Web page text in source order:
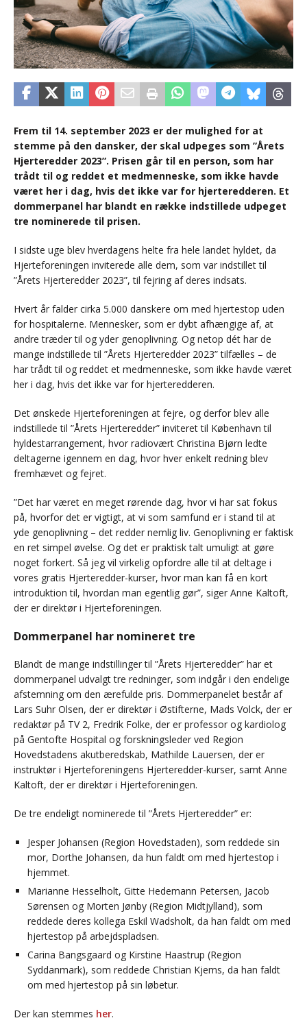
Frem til 14. september 2023 er der mulighed for at
stemme på den dansker, der skal udpeges som ”Årets
Hjerteredder 2023”. Prisen går til en person, som har
trådt til og reddet et medmenneske, som ikke havde
været her i dag, hvis det ikke var for hjerteredderen. Et
dommerpanel har blandt en række indstillede udpeget
tre nominerede til prisen.
I sidste uge blev hverdagens helte fra hele landet hyldet, da
Hjerteforeningen inviterede alle dem, som var indstillet til
”Årets Hjerteredder 2023”, til fejring af deres indsats.
Hvert år falder cirka 5.000 danskere om med hjertestop uden
for hospitalerne. Mennesker, som er dybt afhængige af, at
andre træder til og yder genoplivning. Og netop dét har de
mange indstillede til ”Årets Hjerteredder 2023” tilfælles – de
har trådt til og reddet et medmenneske, som ikke havde været
her i dag, hvis det ikke var for hjerteredderen.
Det ønskede Hjerteforeningen at fejre, og derfor blev alle
indstillede til ”Årets Hjerteredder” inviteret til København til
hyldestarrangement, hvor radiovært Christina Bjørn ledte
deltagerne igennem en dag, hvor hver enkelt redning blev
fremhævet og fejret.
”Det har været en meget rørende dag, hvor vi har sat fokus
på, hvorfor det er vigtigt, at vi som samfund er i stand til at
yde genoplivning – det redder nemlig liv. Genoplivning er faktisk
en ret simpel øvelse. Og det er praktisk talt umuligt at gøre
noget forkert. Så jeg vil virkelig opfordre alle til at deltage i
vores gratis Hjerteredder-kurser, hvor man kan få en kort
introduktion til, hvordan man egentlig gør”, siger Anne Kaltoft,
der er direktør i Hjerteforeningen.
Dommerpanel har nomineret tre
Blandt de mange indstillinger til ”Årets Hjerteredder” har et
dommerpanel udvalgt tre redninger, som indgår i den endelige
afstemning om den ærefulde pris. Dommerpanelet består af
Lars Suhr Olsen, der er direktør i Østifterne, Mads Volck, der er
redaktør på TV 2, Fredrik Folke, der er professor og kardiolog
på Gentofte Hospital og forskningsleder ved Region
Hovedstadens akutberedskab, Mathilde Lauersen, der er
instruktør i Hjerteforeningens Hjerteredder-kurser, samt Anne
Kaltoft, der er direktør i Hjerteforeningen.
De tre endeligt nominerede til ”Årets Hjerteredder” er:
Jesper Johansen (Region Hovedstaden), som reddede sin
mor, Dorthe Johansen, da hun faldt om med hjertestop i
hjemmet.
Marianne Hesselholt, Gitte Hedemann Petersen, Jacob
Sørensen og Morten Jønby (Region Midtjylland), som
reddede deres kollega Eskil Wadsholt, da han faldt om med
hjertestop på arbejdspladsen.
Carina Bangsgaard og Kirstine Haastrup (Region
Syddanmark), som reddede Christian Kjems, da han faldt
om med hjertestop på sin løbetur.
Der kan stemmes her.